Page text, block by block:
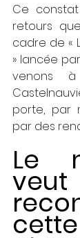
Ce
retours
cadre de «
» lancée
venons
porte, par
par des
Le